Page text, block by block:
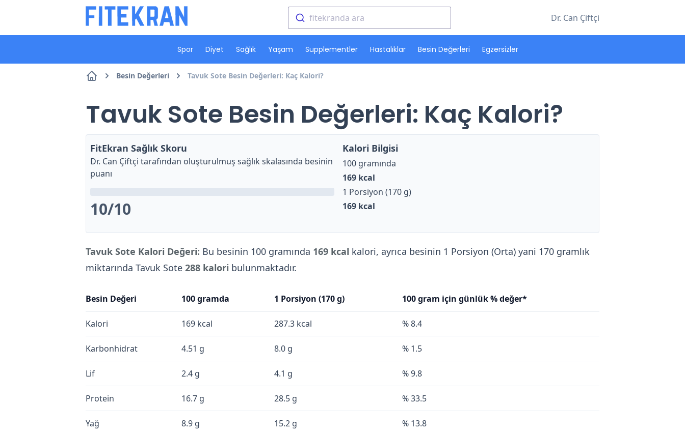
fitekranda ara Dr. Can Çiftçi
Spor Diyet Sağlık Yaşam Supplementler Hastalıklar Besin Değerleri Egzersizler
Besin Değerleri Tavuk Sote Besin Değerleri: Kaç Kalori?
Tavuk Sote Besin Değerleri: Kaç Kalori?
FitEkran Sağlık Skoru
Dr. Can Çiftçi tarafından oluşturulmuş sağlık skalasında besinin
puanı
10/10
Kalori Bilgisi
100 gramında
169 kcal
1 Porsiyon (170 g)
169 kcal
Tavuk Sote Kalori Değeri: Bu besinin 100 gramında 169 kcal kalori, ayrıca besinin 1 Porsiyon (Orta) yani 170 gramlık
miktarında Tavuk Sote 288 kalori bulunmaktadır.
Besin Değeri 100 gramda 1 Porsiyon (170 g) 100 gram için günlük % değer*
Kalori 169 kcal 287.3 kcal % 8.4
Karbonhidrat 4.51 g 8.0 g % 1.5
Lif 2.4 g 4.1 g % 9.8
Protein 16.7 g 28.5 g % 33.5
Yağ 8.9 g 15.2 g % 13.8